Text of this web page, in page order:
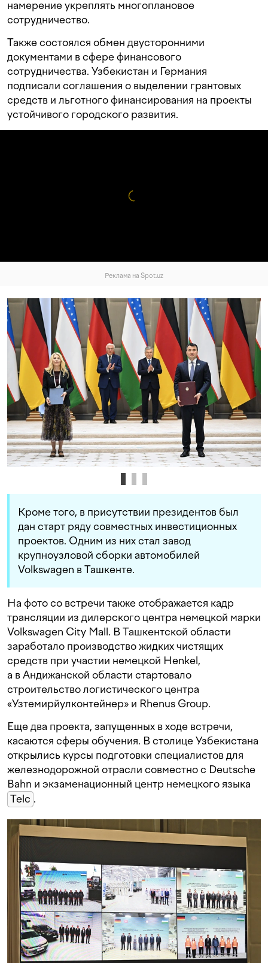
намерение укреплять многоплановое
сотрудничество.
Также состоялся обмен двусторонними
документами в сфере финансового
сотрудничества. Узбекистан и Германия
подписали соглашения о выделении грантовых
средств и льготного финансирования на проекты
устойчивого городского развития.
Реклама на Spot.uz
Кроме того, в присутствии президентов был
дан старт ряду совместных инвестиционных
проектов. Одним из них стал завод
крупноузловой сборки автомобилей
Volkswagen в Ташкенте.
На фото со встречи также отображается кадр
трансляции из дилерского центра немецкой марки
Volkswagen City Mall. В Ташкентской области
заработало производство жидких чистящих
средств при участии немецкой Henkel,
а в Андижанской области стартовало
строительство логистического центра
«Узтемирйулконтейнер» и Rhenus Group.
Еще два проекта, запущенных в ходе встречи,
касаются сферы обучения. В столице Узбекистана
открылись курсы подготовки специалистов для
железнодорожной отрасли совместно с Deutsche
Bahn и экзаменационный центр немецкого языка
Telc .